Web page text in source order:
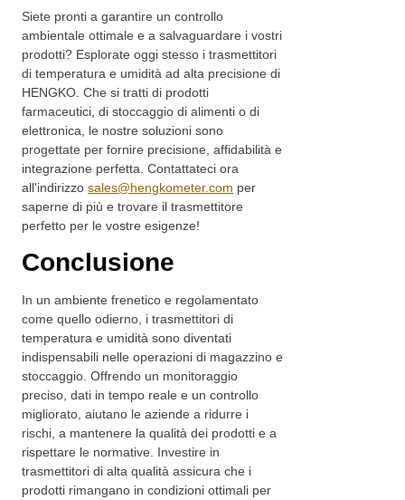
Siete pronti a garantire un controllo
ambientale ottimale e a salvaguardare i vostri
prodotti? Esplorate oggi stesso i trasmettitori
di temperatura e umidità ad alta precisione di
HENGKO. Che si tratti di prodotti
farmaceutici, di stoccaggio di alimenti o di
elettronica, le nostre soluzioni sono
progettate per fornire precisione, affidabilità e
integrazione perfetta. Contattateci ora
all'indirizzo sales@hengkometer.com per
saperne di più e trovare il trasmettitore
perfetto per le vostre esigenze!
Conclusione
In un ambiente frenetico e regolamentato
come quello odierno, i trasmettitori di
temperatura e umidità sono diventati
indispensabili nelle operazioni di magazzino e
stoccaggio. Offrendo un monitoraggio
preciso, dati in tempo reale e un controllo
migliorato, aiutano le aziende a ridurre i
rischi, a mantenere la qualità dei prodotti e a
rispettare le normative. Investire in
trasmettitori di alta qualità assicura che i
prodotti rimangano in condizioni ottimali per